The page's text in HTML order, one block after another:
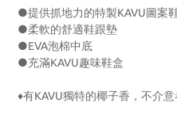
●提供抓地力的特製KAVU圖案
●柔軟的舒適鞋跟墊
●EVA泡棉中底
●充滿KAVU趣味鞋盒
♦︎有KAVU獨特的椰子香，不介